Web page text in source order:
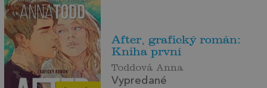
After, grafický román:
Kniha první
Toddová Anna
Vypredané